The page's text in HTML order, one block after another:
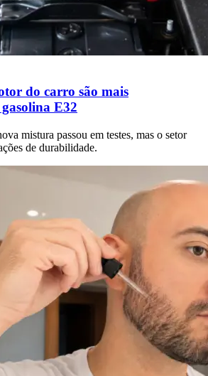
do carro são mais
E32
mistura passou em testes, mas o setor
de durabilidade.